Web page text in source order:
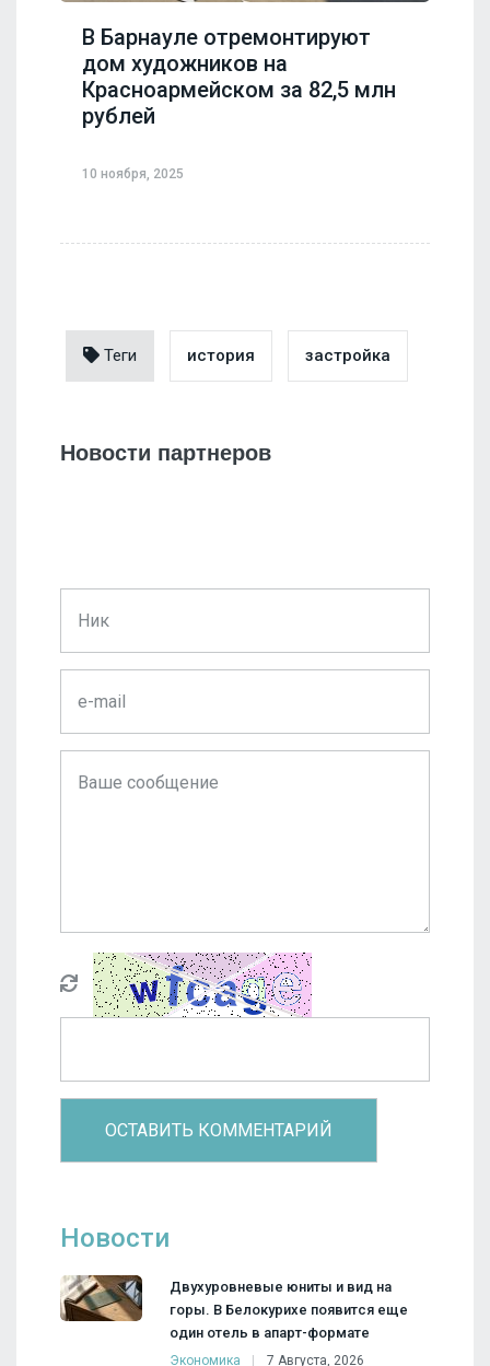
В Барнауле отремонтируют
дом художников на
Красноармейском за 82,5 млн
рублей
10 ноября, 2025
Теги история застройка
Новости партнеров
Новости
Двухуровневые юниты и вид на
горы. В Белокурихе появится еще
один отель в апарт-формате
Экономика 7 Августа, 2026